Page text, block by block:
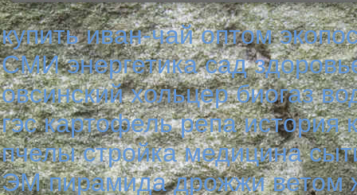
купить иван-чай оптом
СМИ энергетика сад
овсинский хольцер биогаз
гэс картофель репа история
пчелы стройка медицина
ЭМ пирамида дрожжи ветом